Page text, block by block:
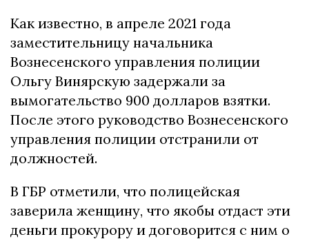
Как известно, в апреле 2021 года
заместительницу начальника
Вознесенского управления полиции
Ольгу Винярскую задержали за
вымогательство 900 долларов взятки.
После этого руководство Вознесенского
управления полиции отстранили от
должностей.
В ГБР отметили, что полицейская
заверила женщину, что якобы отдаст эти
деньги прокурору и договорится с ним о